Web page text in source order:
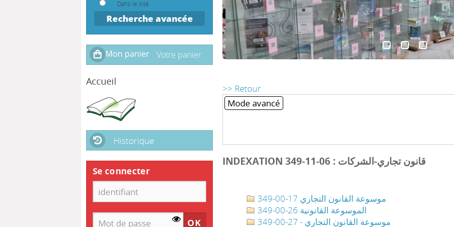
>> Retour
Mode avancé
INDEXATION 349-11-06 : قانون تجاري-الشركات
349-00-17 موسوعة القانون التجاري
349-00-26 الموسوعة القانونية
349-00-27 - موسوعة القانون التجاري
Dans le site
Recherche avancée
Accueil
Historique
Se connecter